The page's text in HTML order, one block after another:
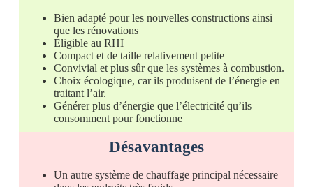
Bien adapté pour les nouvelles constructions ainsi
que les rénovations
Éligible au RHI
Compact et de taille relativement petite
Convivial et plus sûr que les systèmes à combustion.
Choix écologique, car ils produisent de l’énergie en
traitant l’air.
Générer plus d’énergie que l’électricité qu’ils
consomment pour fonctionne
Désavantages
Un autre système de chauffage principal nécessaire